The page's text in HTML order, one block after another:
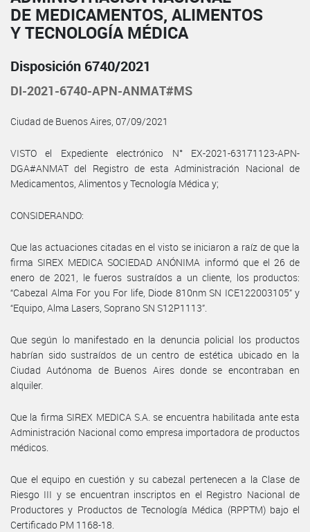
DE MEDICAMENTOS, ALIMENTOS
Y TECNOLOGÍA MÉDICA
Disposición 6740/2021
DI-2021-6740-APN-ANMAT#MS
Ciudad de Buenos Aires, 07/09/2021
VISTO el Expediente electrónico N° EX-2021-63171123-APN-
DGA#ANMAT del Registro de esta Administración Nacional de
Medicamentos, Alimentos y Tecnología Médica y;
CONSIDERANDO:
Que las actuaciones citadas en el visto se iniciaron a raíz de que la
firma SIREX MEDICA SOCIEDAD ANÓNIMA informó que el 26 de
enero de 2021, le fueros sustraídos a un cliente, los productos:
“Cabezal Alma For you For life, Diode 810nm SN ICE122003105” y
“Equipo, Alma Lasers, Soprano SN S12P1113”.
Que según lo manifestado en la denuncia policial los productos
habrían sido sustraídos de un centro de estética ubicado en la
Ciudad Autónoma de Buenos Aires donde se encontraban en
alquiler.
Que la firma SIREX MEDICA S.A. se encuentra habilitada ante esta
Administración Nacional como empresa importadora de productos
médicos.
Que el equipo en cuestión y su cabezal pertenecen a la Clase de
Riesgo III y se encuentran inscriptos en el Registro Nacional de
Productores y Productos de Tecnología Médica (RPPTM) bajo el
Certificado PM 1168-18.